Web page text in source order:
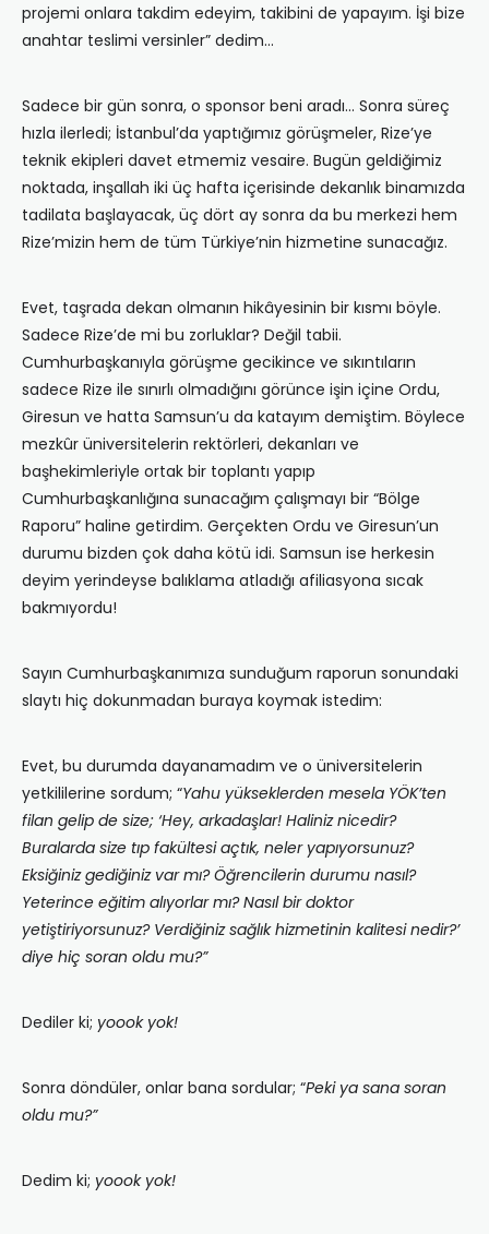
projemi onlara takdim edeyim, takibini de yapayım. İşi bize
anahtar teslimi versinler” dedim…
Sadece bir gün sonra, o sponsor beni aradı… Sonra süreç
hızla ilerledi; İstanbul’da yaptığımız görüşmeler, Rize’ye
teknik ekipleri davet etmemiz vesaire. Bugün geldiğimiz
noktada, inşallah iki üç hafta içerisinde dekanlık binamızda
tadilata başlayacak, üç dört ay sonra da bu merkezi hem
Rize’mizin hem de tüm Türkiye’nin hizmetine sunacağız.
Evet, taşrada dekan olmanın hikâyesinin bir kısmı böyle.
Sadece Rize’de mi bu zorluklar? Değil tabii.
Cumhurbaşkanıyla görüşme gecikince ve sıkıntıların
sadece Rize ile sınırlı olmadığını görünce işin içine Ordu,
Giresun ve hatta Samsun’u da katayım demiştim. Böylece
mezkûr üniversitelerin rektörleri, dekanları ve
başhekimleriyle ortak bir toplantı yapıp
Cumhurbaşkanlığına sunacağım çalışmayı bir “Bölge
Raporu” haline getirdim. Gerçekten Ordu ve Giresun’un
durumu bizden çok daha kötü idi. Samsun ise herkesin
deyim yerindeyse balıklama atladığı afiliasyona sıcak
bakmıyordu!
Sayın Cumhurbaşkanımıza sunduğum raporun sonundaki
slaytı hiç dokunmadan buraya koymak istedim:
Evet, bu durumda dayanamadım ve o üniversitelerin
yetkililerine sordum; “Yahu yükseklerden mesela YÖK’ten
filan gelip de size; ‘Hey, arkadaşlar! Haliniz nicedir?
Buralarda size tıp fakültesi açtık, neler yapıyorsunuz?
Eksiğiniz gediğiniz var mı? Öğrencilerin durumu nasıl?
Yeterince eğitim alıyorlar mı? Nasıl bir doktor
yetiştiriyorsunuz? Verdiğiniz sağlık hizmetinin kalitesi nedir?’
diye hiç soran oldu mu?”
Dediler ki; yoook yok!
Sonra döndüler, onlar bana sordular; “Peki ya sana soran
oldu mu?”
Dedim ki; yoook yok!